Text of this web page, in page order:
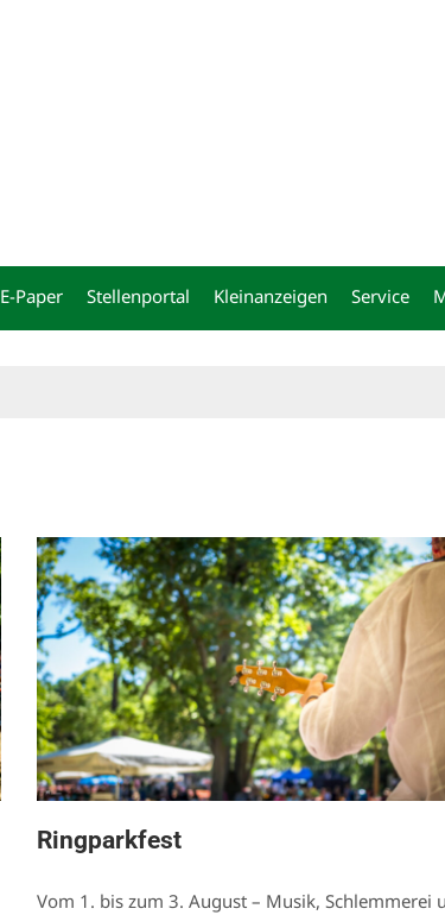
E-Paper Stellenportal Kleinanzeigen Service
Ringparkfest
Vom 1. bis zum 3. August – Musik, Schlemmerei